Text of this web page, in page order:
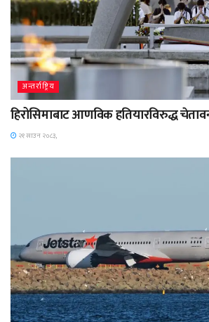
अन्तर्राष्ट्रिय
हिरोसिमाबाट आणविक हतियारविरुद्ध
२१ साउन २०८३,